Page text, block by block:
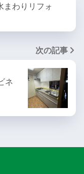
まわりリフォ
次の記事
ネ